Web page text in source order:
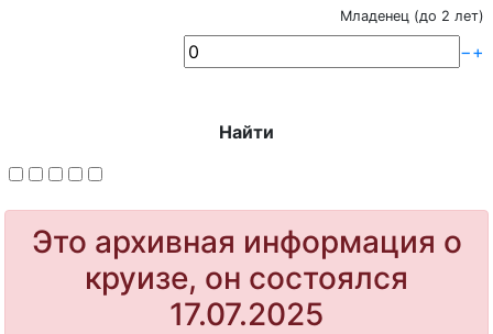
Младенец (до 2 лет)
−+
Найти
Это архивная информация о
круизе, он состоялся
17.07.2025